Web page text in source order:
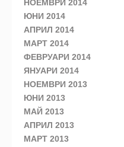
НОЕМВРИ 2014
ЮНИ 2014
АПРИЛ 2014
МАРТ 2014
ФЕВРУАРИ 2014
ЯНУАРИ 2014
НОЕМВРИ 2013
ЮНИ 2013
МАЙ 2013
АПРИЛ 2013
МАРТ 2013